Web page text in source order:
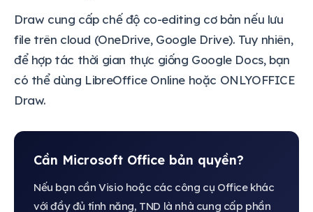
Draw cung cấp chế độ co-editing cơ bản nếu lưu
file trên cloud (OneDrive, Google Drive). Tuy nhiên,
để hợp tác thời gian thực giống Google Docs, bạn
có thể dùng LibreOffice Online hoặc ONLYOFFICE
Draw.
Cần Microsoft Office bản quyền?
Nếu bạn cần Visio hoặc các công cụ Office khác
với đầy đủ tính năng, TND là nhà cung cấp phần